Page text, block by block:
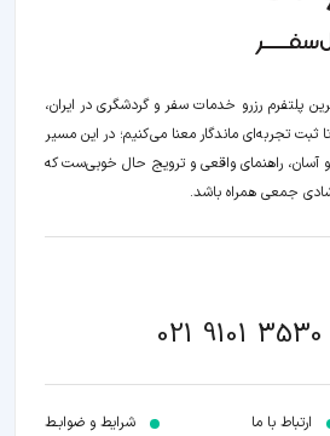
پلتفرم رزرو خدمات سفر و گردشگری در ایران،
تجربه‌ای ماندگار معنا می‌کنیم؛ در این مسیر‍
آسان، راهنمای واقعی و ترویج حال خوبی‌ست که
جمعی همراه باشد.
021 9101 3530
ارتباط با ما شرایط و ضوابـط